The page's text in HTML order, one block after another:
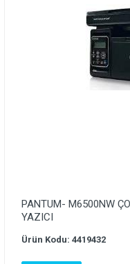
PANTUM- M6500NW
YAZICI
Ürün Kodu: 4419432